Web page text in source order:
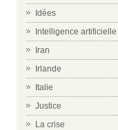
Idées
Intelligence artificielle
Iran
Irlande
Italie
Justice
La crise